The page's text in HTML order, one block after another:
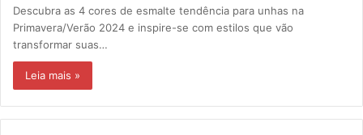
Descubra as 4 cores de esmalte tendência para unhas na
Primavera/Verão 2024 e inspire-se com estilos que vão
transformar suas…
Leia mais »